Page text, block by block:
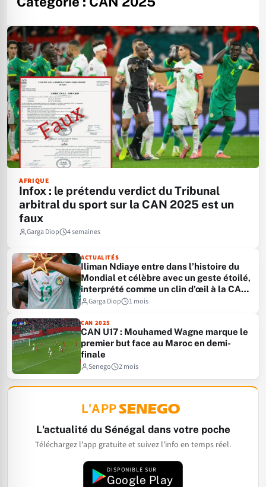
AFRIQUE
Infox : le prétendu verdict du Tribunal
arbitral du sport sur la CAN 2025 est un
faux
Garga Diop 4 semaines
ACTUALITÉS
Iliman Ndiaye entre dans l’histoire du
Mondial et célèbre avec un geste étoilé,
interprété comme un clin d’œil à la CAN
2025
Garga Diop 1 mois
CAN 2025
CAN U17 : Mouhamed Wagne marque le
premier but face au Maroc en demi-
finale
Senego
2 mois
L'APP
L'actualité du Sénégal dans votre poche
Téléchargez l'app gratuite et suivez l'info en temps réel.
DISPONIBLE SUR
Google Play